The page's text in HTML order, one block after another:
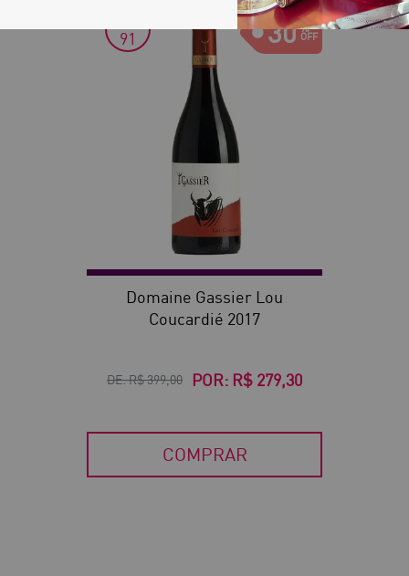
30
91
Domaine Gassier Lou
Coucardié 2017
DE:R$ 399,00 POR: R$ 279,30
COMPRAR